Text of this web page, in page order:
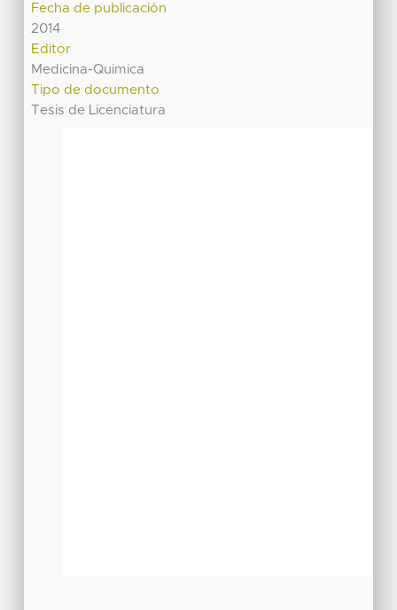
Fecha de publicación
2014
Editor
Medicina-Quimica
Tipo de documento
Tesis de Licenciatura